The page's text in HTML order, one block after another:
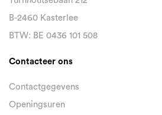
B-2460 Kasterlee
BTW: BE 0436 101 508
Contacteer ons
Contactgegevens
Openingsuren